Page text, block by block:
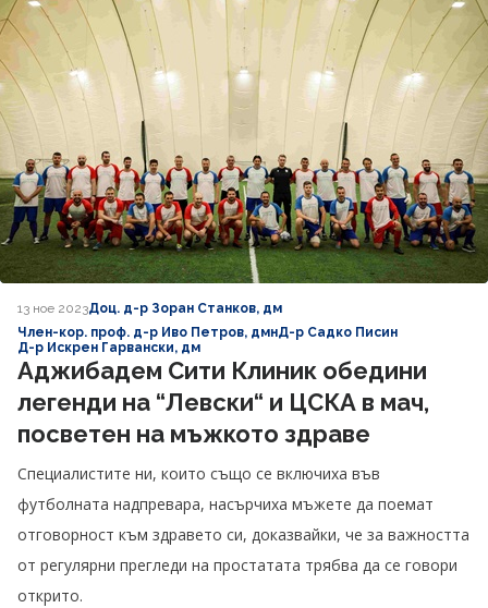
13 ное 2023Доц. д-р Зоран Станков, дм
Член-кор. проф. д-р Иво Петров, дмнД-р Садко Писин
Д-р Искрен Гарвански, дм
Аджибадем Сити Клиник обедини
легенди на “Левски“ и ЦСКА в мач,
посветен на мъжкото здраве
Специалистите ни, които също се включиха във
футболната надпревара, насърчиха мъжете да поемат
отговорност към здравето си, доказвайки, че за важността
от регулярни прегледи на простатата трябва да се говори
открито.